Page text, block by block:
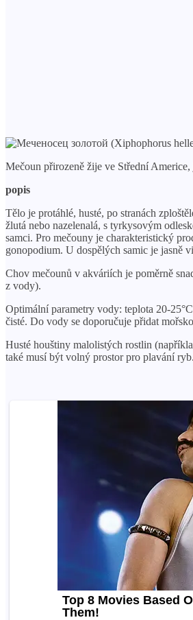
Mečoun přirozeně žije ve Střední
popis
Tělo je protáhlé, husté, po stranách
žlutá nebo nazelenalá, s tyrkysovým
samci. Pro mečouny je charakteristický
gonopodium. U dospělých samic je jasně
Chov mečounů v akváriích je poměrně
z vody).
Optimální parametry vody: teplota 20-
čisté. Do vody se doporučuje přidat
Husté houštiny malolistých rostlin
také musí být volný prostor pro plavání